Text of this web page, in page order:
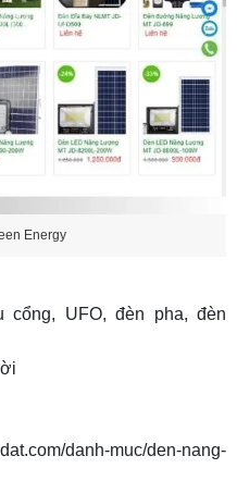
Energy
UFO, đèn pha, đèn
danh-muc/den-nang-